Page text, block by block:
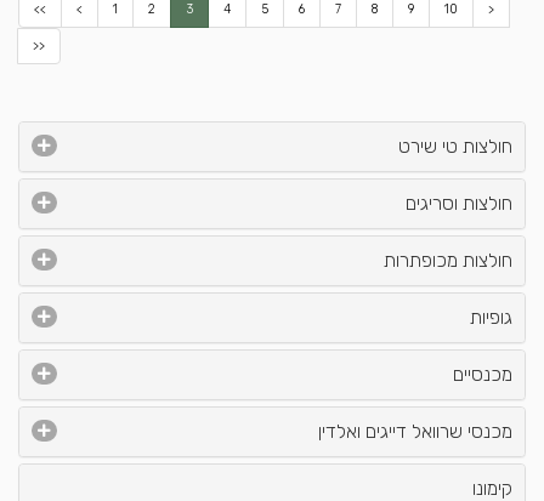
<< < 1 2 3 4 5 6 7 8 9 10 >
>>
חולצות טי שירט
חולצות וסריגים
חולצות מכופתרות
גופיות
מכנסיים
מכנסי שרוואל דייגים ואלדין
קימונו